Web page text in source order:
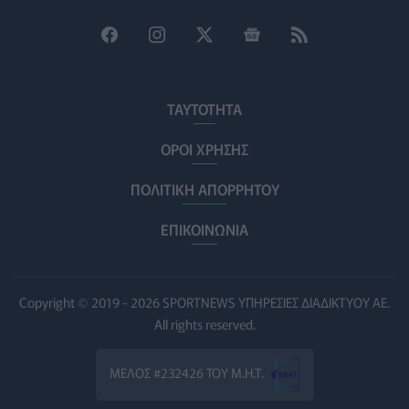
ΠΟΛΙΤΙΚΉ ΥΓΕΊΑΣ 07/08/2026 - 14:39
σοβαρής εγκεφαλικής κάκωσης
ΗΠΑ: Μεγάλη τράπεζα επενδύει 250 εκατ. δολάρια
τον χρόνο για φάρμακα GLP-1 στους εργαζομένους
07/08/2026 - 13:00
ΥΓΕΊΑ 07/08/2026 - 11:57
Γλοιοβλάστωμα: Νέο «παράθυρο» για πιο
αποτελεσματική χημειοθεραπεία μετά το χειρουργείο
ΤΑΥΤΟΤΗΤΑ
ΟΡΟΙ ΧΡΗΣΗΣ
ΠΟΛΙΤΙΚΗ ΑΠΟΡΡΗΤΟΥ
ΕΠΙΚΟΙΝΩΝΙΑ
Copyright © 2019 - 2026 SPORTNEWS ΥΠΗΡΕΣΙΕΣ ΔΙΑΔΙΚΤΥΟΥ ΑΕ.
All rights reserved.
ΜΕΛΟΣ #232426 ΤΟΥ Μ.Η.Τ.